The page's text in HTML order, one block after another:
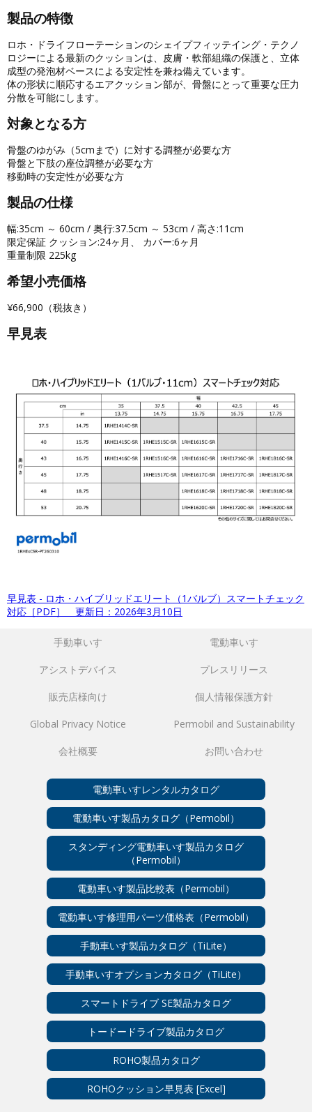
製品の特徴
ロホ・ドライフローテーションのシェイプフィッテイング・テクノ
ロジーによる最新のクッションは、皮膚・軟部組織の保護と、立体
成型の発泡材ベースによる安定性を兼ね備えています。
体の形状に順応するエアクッション部が、骨盤にとって重要な圧力
分散を可能にします。
対象となる方
骨盤のゆがみ（5cmまで）に対する調整が必要な方
骨盤と下肢の座位調整が必要な方
移動時の安定性が必要な方
製品の仕様
幅:35cm ～ 60cm / 奥行:37.5cm ～ 53cm / 高さ:11cm
限定保証 クッション:24ヶ月、 カバー:6ヶ月
重量制限 225kg
希望小売価格
¥66,900（税抜き）
早見表
早見表 - ロホ・ハイブリッドエリート（1バルブ）スマートチェック
対応［PDF］ 更新日：2026年3月10日
手動車いす 電動車いす
アシストデバイス プレスリリース
販売店様向け 個人情報保護方針
Global Privacy Notice Permobil and Sustainability
会社概要 お問い合わせ
電動車いすレンタルカタログ
電動車いす製品カタログ（Permobil）
スタンディング電動車いす製品カタログ
（Permobil）
電動車いす製品比較表（Permobil）
電動車いす修理用パーツ価格表（Permobil）
手動車いす製品カタログ（TiLite）
手動車いすオプションカタログ（TiLite）
スマートドライブ SE製品カタログ
トードードライブ製品カタログ
ROHO製品カタログ
ROHOクッション早見表 [Excel]